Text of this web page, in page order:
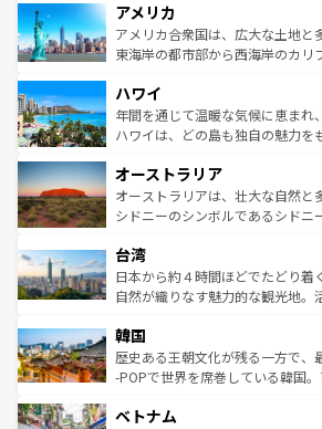
ンツ一覧を参照してほしい。
の建物がそのまま残る町や、スイ
博物館もあり、アルプス観光だけ
ことができる。国民の所得が高い
ば市内交通費無料で観光を楽しむことも
着のスイス情報はコンテンツ一覧
アメリカ
アメリカ合衆国は、広大な土地と
東海岸の都市部から西海岸のカリ
のような巨大都市は、観光、ショ
ンメントが詰まった刺激的なスポ
西部には大自然が広がり、グラン
部のニューオーリンズでは、音楽
文化が魅力。旅行者はアメリカの
しみながら、その多様性と豊かな
ならではの贅沢な旅のスタイルだ。 なお、新着のアメリカ
情報はコンテンツ一覧を参照して
ハワイ
年間を通じて温暖な気候に恵まれ
ハワイは、どの島も独自の魅力を
ワイ島は見逃せない。また、定番
島だが、静かな自然を求めるなら
おすすめ。エメラルドグリーンに
れるおもてなしの心で訪れる人々
人々、おいしいローカルフードや
ク、伝統的なフラダンスなど、す
ワイを、存分に味わってほしい。 なお、新着のハワイ情報
はコンテンツ一覧を参照してほし
オーストラリア
オーストラリアは、壮大な自然と
シドニーのシンボルであるシドニ
リアリーフや大陸中央部にそびえ
ク）、タスマニアの美しい原生林
ど、見どころがたくさん。また、
いる。アクティビティも充実して
ビング、ハイキングなど、アウト
い。オーストラリアの多彩な魅力
参照してほしい。
台湾
日本から約４時間ほどでたどり着
自然が織りなす魅力的な観光地。
ン）、静ひつな山岳地帯である台
と山間の静けさが共存しており、
驚きをもたらしてくれる。また、
容にもいいと評判のスイーツなど
韓国
歴史ある王朝文化が残る一方で、
-POPで世界を席巻している韓国
き、地方に足を延ばせば四季折々
ベトナム